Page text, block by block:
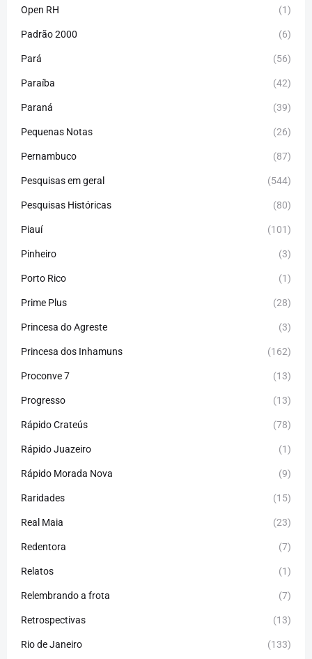
Open RH (1)
Padrão 2000 (6)
Pará (56)
Paraíba (42)
Paraná (39)
Pequenas Notas (26)
Pernambuco (87)
Pesquisas em geral (544)
Pesquisas Históricas (80)
Piauí (101)
Pinheiro (3)
Porto Rico (1)
Prime Plus (28)
Princesa do Agreste (3)
Princesa dos Inhamuns (162)
Proconve 7 (13)
Progresso (13)
Rápido Crateús (78)
Rápido Juazeiro (1)
Rápido Morada Nova (9)
Raridades (15)
Real Maia (23)
Redentora (7)
Relatos (1)
Relembrando a frota (7)
Retrospectivas (13)
Rio de Janeiro (133)